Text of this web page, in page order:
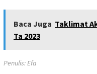
Baca Juga Taklimat
Ta 2023
Penulis: Efa